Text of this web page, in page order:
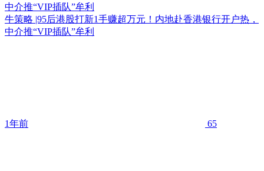
中介推“VIP插队”牟利
牛策略 |95后港股打新1手赚超万元！内地赴香港银行开户热，
中介推“VIP插队”牟利
1年前 65